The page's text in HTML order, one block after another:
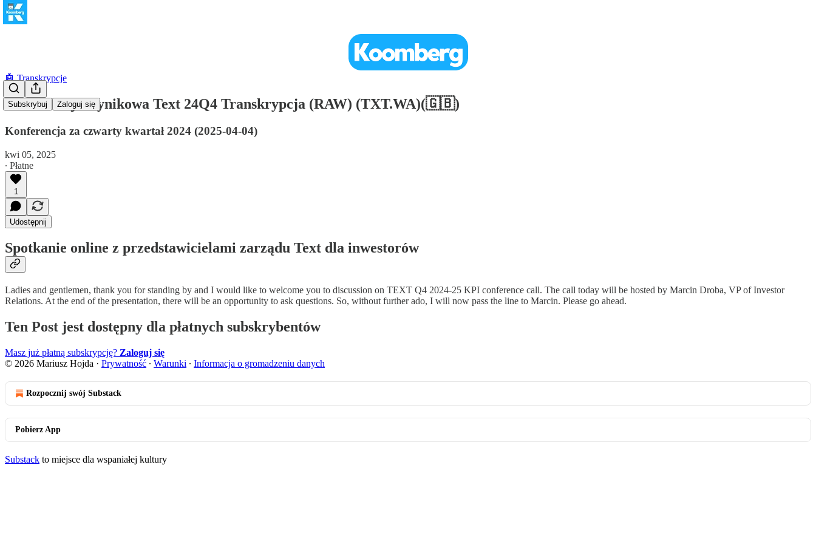
Subskrybuj Zaloguj się
🤖 Transkrypcje
Konferencja wynikowa Text 24Q4 Transkrypcja (RAW) (TXT.WA)(🇬🇧)
Konferencja za czwarty kwartał 2024 (2025-04-04)
kwi 05, 2025
∙ Płatne
1
Udostępnij
Spotkanie online z przedstawicielami zarządu Text dla inwestorów
Ladies and gentlemen, thank you for standing by and I would like to welcome you to discussion on TEXT Q4 2024-25 KPI conference call. The call today will be hosted by Marcin Droba, VP of Investor
Relations. At the end of the presentation, there will be an opportunity to ask questions. So, without further ado, I will now pass the line to Marcin. Please go ahead.
Ten Post jest dostępny dla płatnych subskrybentów
Masz już płatną subskrypcję? Zaloguj się
© 2026 Mariusz Hojda · Prywatność ∙ Warunki ∙ Informacja o gromadzeniu danych
Rozpocznij swój Substack
Pobierz App
Substack to miejsce dla wspaniałej kultury